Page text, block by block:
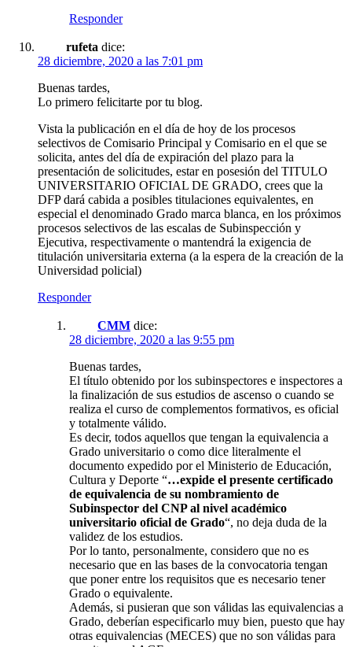
Responder
rufeta dice:
28 diciembre, 2020 a las 7:01 pm
Buenas tardes,
Lo primero felicitarte por tu blog.
Vista la publicación en el día de hoy de los procesos
selectivos de Comisario Principal y Comisario en el que se
solicita, antes del día de expiración del plazo para la
presentación de solicitudes, estar en posesión del TITULO
UNIVERSITARIO OFICIAL DE GRADO, crees que la
DFP dará cabida a posibles titulaciones equivalentes, en
especial el denominado Grado marca blanca, en los próximos
procesos selectivos de las escalas de Subinspección y
Ejecutiva, respectivamente o mantendrá la exigencia de
titulación universitaria externa (a la espera de la creación de la
Universidad policial)
Responder
CMM dice:
28 diciembre, 2020 a las 9:55 pm
Buenas tardes,
El título obtenido por los subinspectores e inspectores a
la finalización de sus estudios de ascenso o cuando se
realiza el curso de complementos formativos, es oficial
y totalmente válido.
Es decir, todos aquellos que tengan la equivalencia a
Grado universitario o como dice literalmente el
documento expedido por el Ministerio de Educación,
Cultura y Deporte “…expide el presente certificado
de equivalencia de su nombramiento de
Subinspector del CNP al nivel académico
universitario oficial de Grado“, no deja duda de la
validez de los estudios.
Por lo tanto, personalmente, considero que no es
necesario que en las bases de la convocatoria tengan
que poner entre los requisitos que es necesario tener
Grado o equivalente.
Además, si pusieran que son válidas las equivalencias a
Grado, deberían especificarlo muy bien, puesto que hay
otras equivalencias (MECES) que no son válidas para